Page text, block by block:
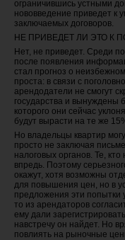
ограничившись устными
нововведение приведет
заключаемых договоров.
НЕ ПРИВЕДЕТ ЛИ ЭТО К
Нет, не приведет. Среди
после появления
стал прогноз о
проста: в связи с
арендодатели не смогут
государства и вынуждены
которого они сейчас
будут вырасти на те же
Но владельцы квартир
просто не заключая
налоговых органов. Те,
впредь. Поэтому
окажут, хотя возможны
для повышения цен, но в
предложения эти попытки
то из арендаторов
ему дали
навстречу он найдет. Но
повлиять на рыночные